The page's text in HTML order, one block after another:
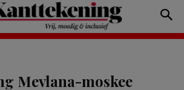
Mevlana-moskee